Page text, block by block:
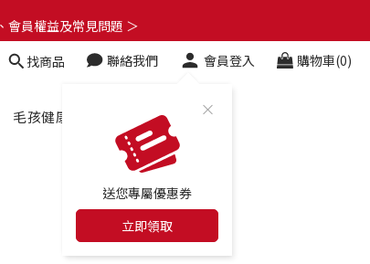
員權益及常見問題 ＞
員權益及常見問題 ＞
找商品 聯絡我們 會員登入
送您專屬優惠券
立即領取
購物車(0)
毛孩健康百科
合作店家